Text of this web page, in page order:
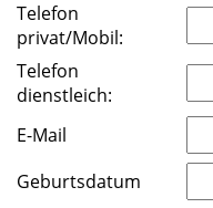
Telefon
privat/Mobil:
Telefon
dienstleich:
E-Mail
Geburtsdatum